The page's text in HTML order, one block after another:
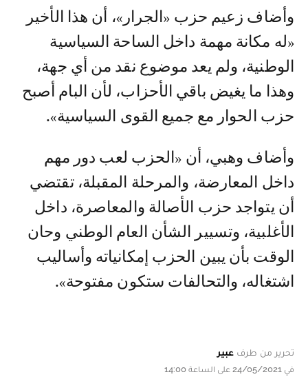
وأضاف زعيم حزب «الجرار»، أن هذا الأخير
«له مكانة مهمة داخل الساحة السياسية
الوطنية، ولم يعد موضوع نقد من أي جهة،
وهذا ما يغيض باقي الأحزاب، لأن البام أصبح
حزب الحوار مع جميع القوى السياسية».
وأضاف وهبي، أن «الحزب لعب دور مهم
داخل المعارضة، والمرحلة المقبلة، تقتضي
أن يتواجد حزب الأصالة والمعاصرة، داخل
الأغلبية، وتسيير الشأن العام الوطني وحان
الوقت بأن يبين الحزب إمكانياته وأساليب
اشتغاله، والتحالفات ستكون مفتوحة».
تحرير من طرف عبير
في 24/05/2021 على الساعة 14:00